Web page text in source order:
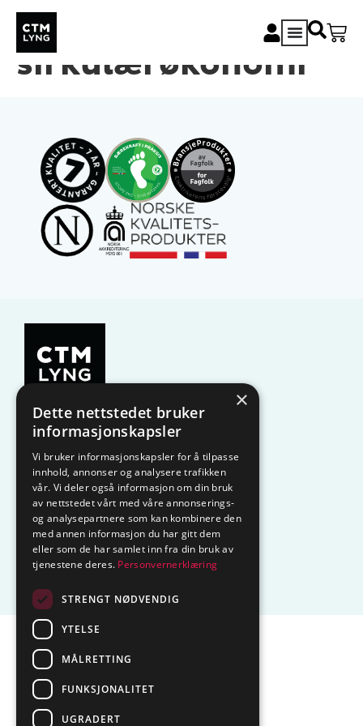
CTM Lyng og
sirkulærøkonomi
KAMPANJE Komfyrvakt
Belysning Lysstyring
Varmestyring Vannstopp
Frostsikring Smarthus – OP
Centrol
Sentralbord tlf.
Epost:
Org.nr.: NO 936 285 244 MVA
×
Dette nettstedet bruker
informasjonskapsler
Vi bruker informasjonskapsler for å tilpasse
innhold, annonser og analysere trafikken
vår. Vi deler også informasjon om din bruk
av nettstedet vårt med våre annonserings-
og analysepartnere som kan kombinere den
med annen informasjon du har gitt dem
eller som de har samlet inn fra din bruk av
tjenestene deres. Personvernerklæring
STRENGT NØDVENDIG
YTELSE
MÅLRETTING
FUNKSJONALITET
UGRADERT